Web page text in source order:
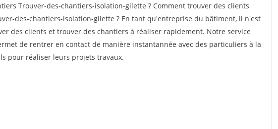
Trouver-des-chantiers-isolation-gilette ? Comment trouver des clients
des-chantiers-isolation-gilette ? En tant qu'entreprise du bâtiment, il n'est
des clients et trouver des chantiers à réaliser rapidement. Notre service
de rentrer en contact de manière instantannée avec des particuliers à la
pour réaliser leurs projets travaux.